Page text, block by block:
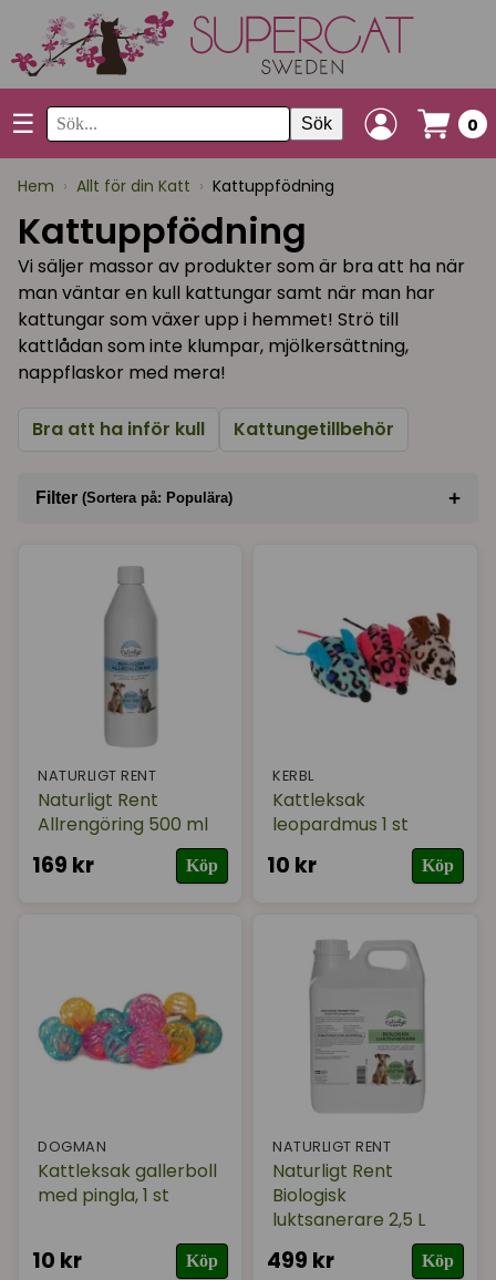
☰ Sök 0
Hem › Allt för din Katt › Kattuppfödning
Kattuppfödning
Vi säljer massor av produkter som är bra att ha när
man väntar en kull kattungar samt när man har
kattungar som växer upp i hemmet! Strö till
kattlådan som inte klumpar, mjölkersättning,
nappflaskor med mera!
Bra att ha inför kull Kattungetillbehör
Filter (Sortera på: Populära) +
Varumärke
NATURLIGT RENT
Naturligt Rent
Allrengöring 500 ml
169 kr Köp
KERBL
Kattleksak
leopardmus 1 st
10 kr Köp
DOGMAN
Kattleksak gallerboll
med pingla, 1 st
10 kr Köp
NATURLIGT RENT
Naturligt Rent
Biologisk
luktsanerare 2,5 L
499 kr Köp